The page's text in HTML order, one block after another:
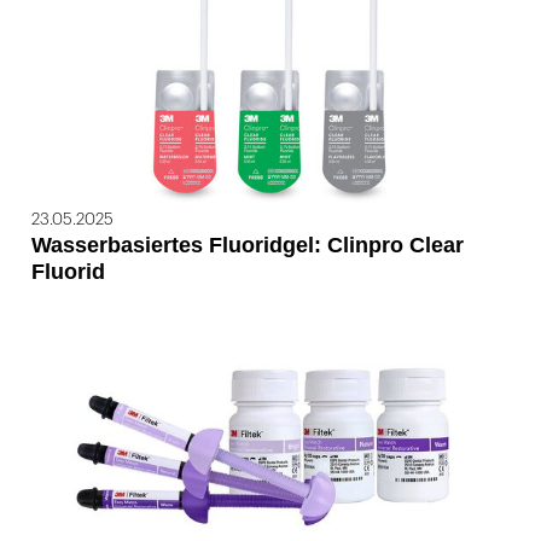
23.05.2025
Wasserbasiertes Fluoridgel: Clinpro Clear
Fluorid